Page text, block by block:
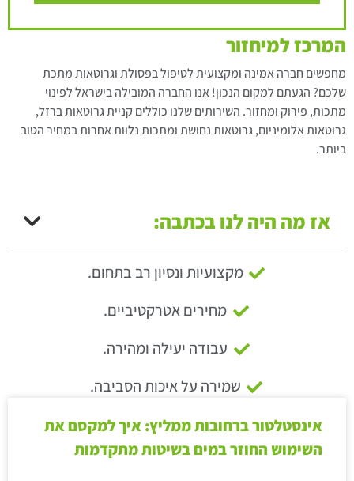
המרכז למיחזור
מחפשים חברה אמינה ומקצועית לטיפול בפסולת וגרוטאות מתכת
שלכם? הגעתם למקום הנכון! אנו החברה המובילה בישראל לפינוי
מתכות, פירוק ומחזור. השירותים שלנו כוללים קניית גרוטאות ברזל,
גרוטאות אלומיניום, גרוטאות נחושת ומתכות נלוות אחרות במחיר הטוב
ביותר.
אז מה היה לנו בכתבה:
מקצועיות ונסיון רב בתחום.
מחירים אטרקטיביים.
עבודה יעילה ומהירה.
שמירה על איכות הסביבה.
אינסטלטור ברחובות ממליץ: איך למקסם את
השימוש החוזר במים בשיטות מתקדמות